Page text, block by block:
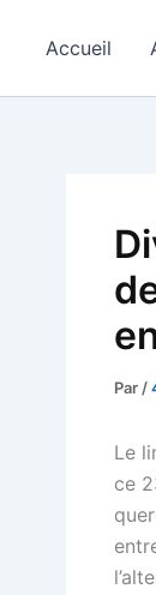
Accueil
Par /
Le
ce